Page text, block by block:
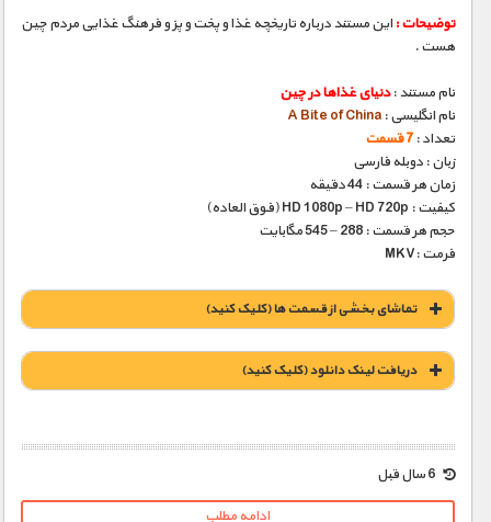
توضیحات :این مستند درباره تاریخچه غذا و پخت و پز و فرهنگ غذایی مردم چین
هست .
نام مستند :دنیای غذاها در چین
نام انگلیسی : A Bite of China
تعداد : 7 قسمت
زبان : دوبله فارسی
زمان هر قسمت : 44 دقیقه
کیفیت : HD 1080p – HD 720p (فوق العاده)
حجم هر قسمت : 288 – 545 مگابایت
فرمت :MKV
تماشای بخشی از قسمت ها (کلیک کنید)
دریافت لينک دانلود (کليک کنيد)
1900 تومان – دانلود قسمت 1 (افزودن به سبد خريد)
ادامه مطلب